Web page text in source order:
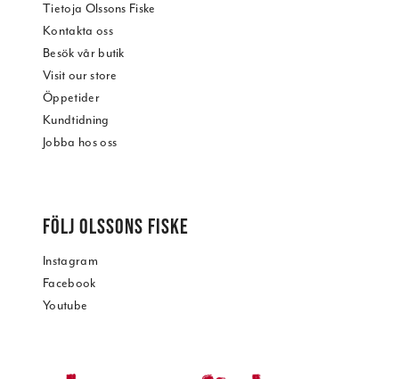
Tietoja Olssons Fiske
Kontakta oss
Besök vår butik
Visit our store
Öppetider
Kundtidning
Jobba hos oss
FÖLJ OLSSONS FISKE
Instagram
Facebook
Youtube